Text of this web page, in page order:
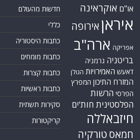
או"ם אוקראינה
איראן אירופה
אפריקה ארה"ב
בריטניה גרמניה
דאעש האמירויות הגולן
המזרח התיכון המפרץ
הפרסי הרשות
הפלסטינית חות'ים
חיזבאללה
חמאס טורקיה
חדשות מהעולם
כללי
כתבות היסטוריה
כתבות מומחים
כתבות קצרות
כתבות ראשיות
סקירות תשתית
קריקטורות